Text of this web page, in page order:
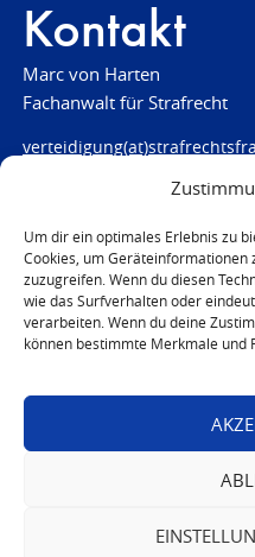
Um dir ein optimales Erlebnis zu
Cookies, um
zuzugreifen. Wenn du diesen
wie das Surfverhalten oder
verarbeiten. Wenn du deine
können bestimmte Merkmale und
Kontakt
Marc von Harten
Fachanwalt für Strafrecht
www.strafrechtsfragen-
Louisenstraße 84
61348 Bad Homburg
Telefon:06172 - 66 28 00
Telefax: 06172 - 66 28 01
0171 - 691 67 67